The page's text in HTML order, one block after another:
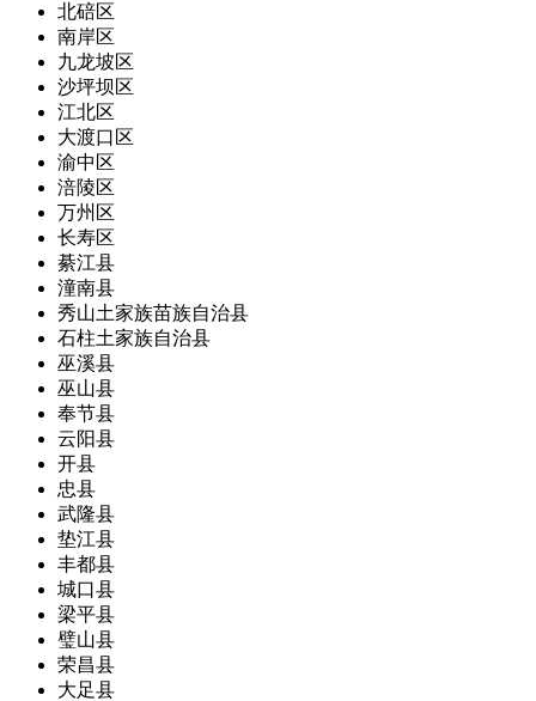
北碚区
南岸区
九龙坡区
沙坪坝区
江北区
大渡口区
渝中区
涪陵区
万州区
长寿区
綦江县
潼南县
秀山土家族苗族自治县
石柱土家族自治县
巫溪县
巫山县
奉节县
云阳县
开县
忠县
武隆县
垫江县
丰都县
城口县
梁平县
璧山县
荣昌县
大足县